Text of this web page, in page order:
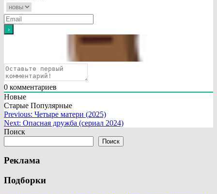
0 комментариев
Новые
Старые Популярные
Навигация
по
Previous: Четыре матери (2025)
Next: Опасная дружба (сериал 2024)
Поиск
Поиск
Реклама
Подборки